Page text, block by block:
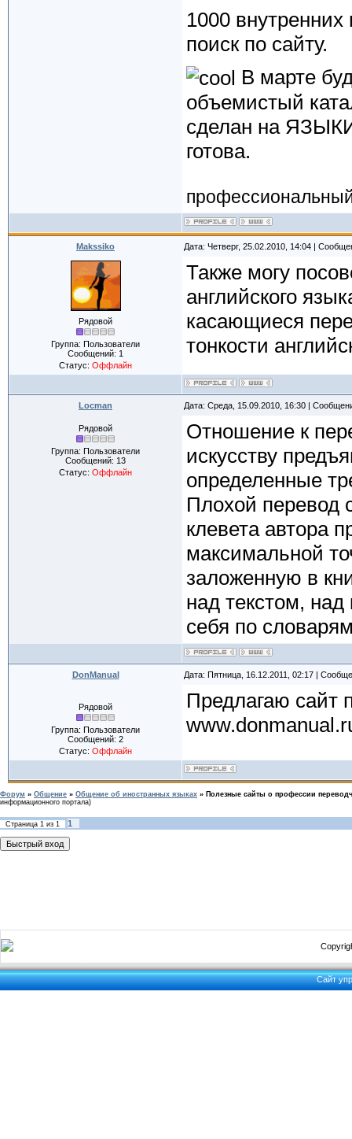
1000
поиск по сайту.
В марте
объемистый
сделан на
готова.
Makssiko Дата: Четверг, 25.02.2010, 14:04 |
Рядовой
Группа: Пользователи
Сообщений: 1
Статус: Оффлайн
Также могу
английского
касающиеся
тонкости
Locman Дата: Среда, 15.09.2010, 16:30 |
Рядовой
Группа: Пользователи
Сообщений: 13
Статус: Оффлайн
Отношение к
искусству
определенные
Плохой перевод
клевета автора
максимальной
заложенную в
над текстом,
себя по
DonManual Дата: Пятница, 16.12.2011, 02:17 |
Рядовой
Группа: Пользователи
Сообщений: 2
Статус: Оффлайн
Предлагаю сайт
Форум » Общение » Общение об иностранных языках » Полезные сайты о профессии
информационного портала)
Страница 1 из 1 1
Сайт